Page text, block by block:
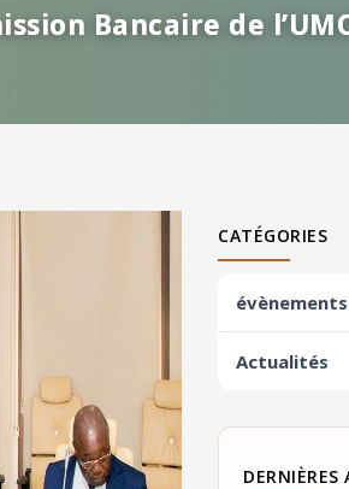
Bancaire de
Bancaire de
CATÉGORIES
évènements
Actualités
DERNIÈRES